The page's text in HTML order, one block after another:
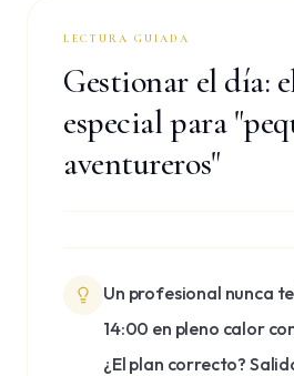
LECTURA GUIADA
Gestionar el día:
especial para
aventureros"
Un profesional nunca
14:00 en pleno calor
¿El plan correcto?